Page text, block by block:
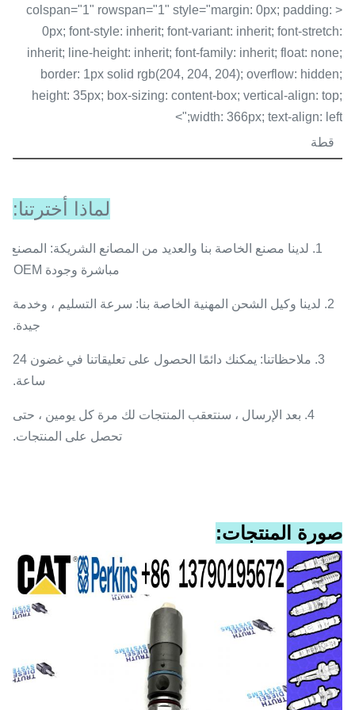
< colspan="1" rowspan="1" style="margin: 0px; padding:
0px; font-style: inherit; font-variant: inherit; font-stretch:
inherit; line-height: inherit; font-family: inherit; float: none;
border: 1px solid rgb(204, 204, 204); overflow: hidden;
height: 35px; box-sizing: content-box; vertical-align: top;
width: 366px; text-align: left;">
قطة
لماذا أخترتنا:
1. لدينا مصنع الخاصة بنا والعديد من المصانع الشريكة: المصنع
مباشرة وجودة OEM.
2. لدينا وكيل الشحن المهنية الخاصة بنا: سرعة التسليم ، وخدمة
جيدة.
3. ملاحظاتنا: يمكنك دائمًا الحصول على تعليقاتنا في غضون 24
ساعة.
4. بعد الإرسال ، سنتعقب المنتجات لك مرة كل يومين ، حتى
تحصل على المنتجات.
صورة المنتجات: